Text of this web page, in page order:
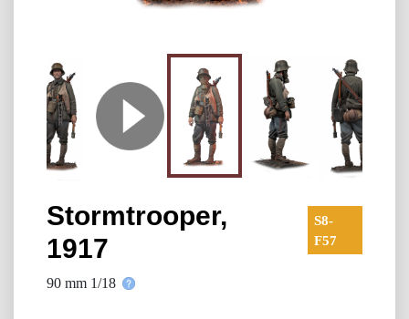
Stormtrooper,
1917
S8-
F57
90 mm 1/18